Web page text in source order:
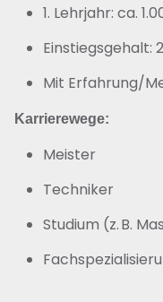
1. Lehrjahr: ca.
Einstiegsgehalt:
Mit Erfahrung/
Karrierewege:
Meister
Techniker
Studium (z. B.